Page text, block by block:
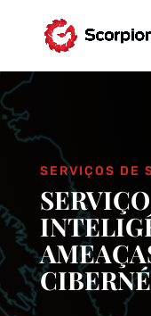
SERVIÇOS DE